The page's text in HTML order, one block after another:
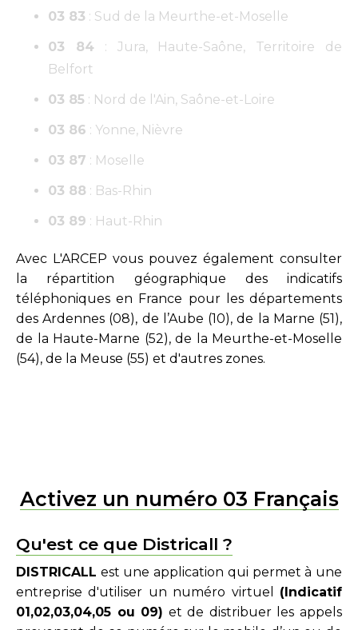
03 83 : Sud de la Meurthe-et-Moselle
03 84 : Jura, Haute-Saône, Territoire de
Belfort
03 85 : Nord de l'Ain, Saône-et-Loire
03 86 : Yonne, Nièvre
03 87 : Moselle
03 88 : Bas-Rhin
03 89 : Haut-Rhin
Avec L'ARCEP vous pouvez également consulter
la répartition géographique des indicatifs
téléphoniques en France pour les départements
des Ardennes (08), de l’Aube (10), de la Marne (51),
de la Haute-Marne (52), de la Meurthe-et-Moselle
(54), de la Meuse (55) et d'autres zones.
Activez un numéro 03 Français
Qu'est ce que Districall ?
DISTRICALL est une application qui permet à une
entreprise d'utiliser un numéro virtuel (Indicatif
01,02,03,04,05 ou 09) et de distribuer les appels